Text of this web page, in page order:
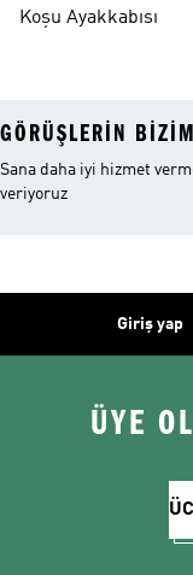
Koşu Ayakkabısı
GÖRÜŞLERIN
Sana daha iyi hizmet
veriyoruz
Giriş yap
ÜYE